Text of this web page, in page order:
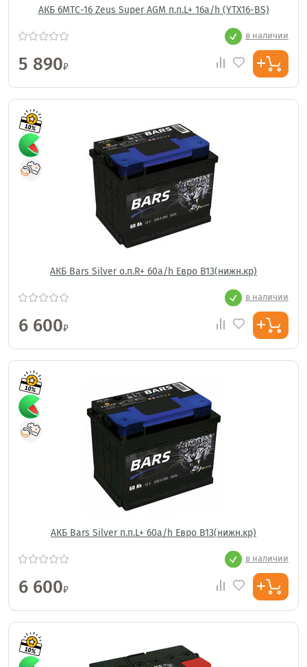
АКБ 6МТС-16 Zeus Super AGM п.п.L+ 16a/h (YTX16-BS)
в наличии
5 890₽
АКБ Bars Silver о.п.R+ 60a/h Евро B13(нижн.кр)
в наличии
6 600₽
АКБ Bars Silver п.п.L+ 60a/h Евро B13(нижн.кр)
в наличии
6 600₽